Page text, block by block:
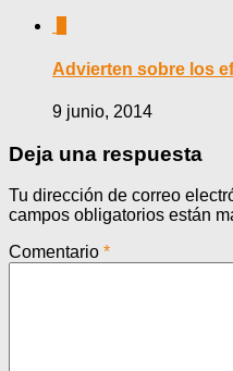
Advierten sobre los
9 junio, 2014
Deja una respuesta
Tu dirección de correo
campos obligatorios están
Comentario *